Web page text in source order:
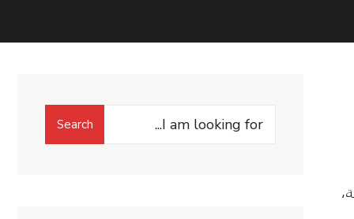
Search
Search